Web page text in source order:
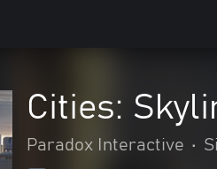
Cities:
Paradox Interactive •